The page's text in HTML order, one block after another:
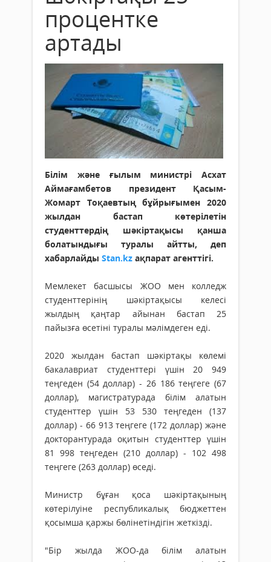
процентке
артады
Білім және ғылым министрі Асхат
Аймағамбетов президент Қасым-
Жомарт Тоқаевтың бұйрығымен 2020
жылдан бастап көтерілетін
студенттердің шәкіртақысы қанша
болатындығы туралы айтты, деп
хабарлайды Stan.kz ақпарат агенттігі.
Мемлекет басшысы ЖОО мен колледж
студенттерінің шәкіртақысы келесі
жылдың қаңтар айынан бастап 25
пайызға өсетіні туралы мәлімдеген еді.
2020 жылдан бастап шәкіртақы көлемі
бакалавриат студенттері үшін 20 949
теңгеден (54 доллар) - 26 186 теңгеге (67
доллар), магистратурада білім алатын
студенттер үшін 53 530 теңгеден (137
доллар) - 66 913 теңгеге (172 доллар) және
докторантурада оқитын студенттер үшін
81 998 теңгеден (210 доллар) - 102 498
теңгеге (263 доллар) өседі.
Министр бұған қоса шәкіртақының
көтерілуіне республикалық бюджеттен
қосымша қаржы бөлінетіндігін жеткізді.
"Бір жылда ЖОО-да білім алатын